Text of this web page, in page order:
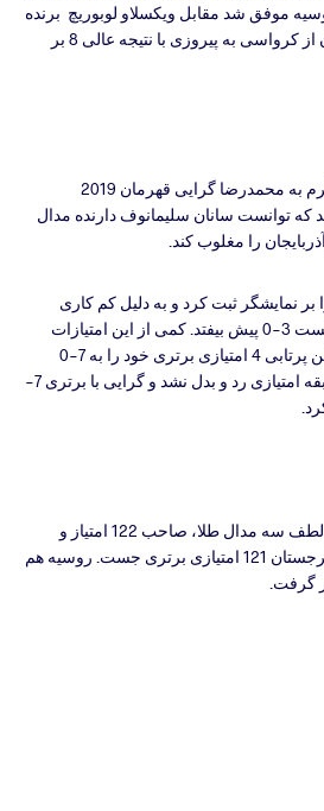
روسیه موفق شد مقابل ویکسلاو لوبوریچ برنده
مدال نقره 2016 جوانان جهان از کرواسی به پیروزی با نتیجه عالی 8 بر
اما مدال طلای وزن 72 کیلوگرم به محمدرضا گرایی قهرمان 2019
که توانست سانان سلیمانوف دارنده مدال
بر نمایشگر ثبت کرد و به دلیل کم کاری
حریف و با اجرای یک فن توانست 3-0 پیش بیفتد. کمی از این امتیازات
نگذشته بود که گرایی با یک فن پرتابی 4 امتیازی برتری خود را به 7-0
رساند. در وقت دوم این مسابقه امتیازی رد و بدل نشد و گرایی با برتری 7-
در مسابقه تیمی نیز ایران به لطف سه مدال طلا، صاحب 122 امتیاز و
عنوان قهرمانی شد و برابر گرجستان 121 امتیازی برتری جست. روسیه هم